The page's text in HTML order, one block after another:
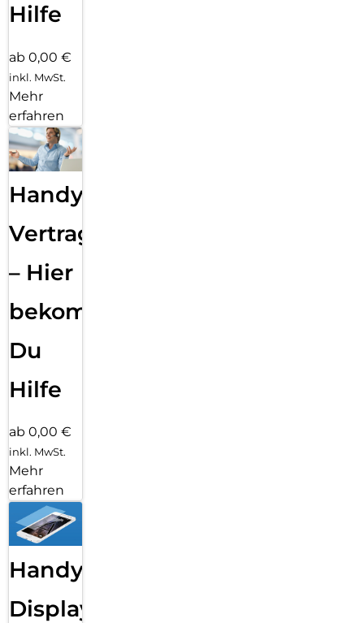
Hilfe
ab 0,00 €
inkl. MwSt.
Mehr
erfahren
Handy
Vertragsabwicklung
– Hier
bekommst
Du
Hilfe
ab 0,00 €
inkl. MwSt.
Mehr
erfahren
Handy
Displayfolie